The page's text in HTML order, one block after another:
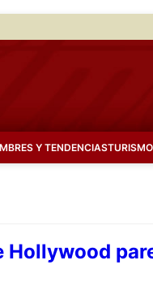
Y TENDENCIAS
Hollywood